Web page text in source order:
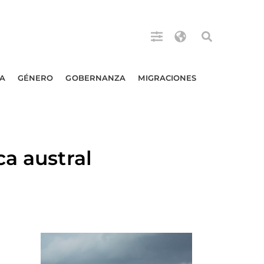
GÉNERO GOBERNANZA MIGRACIONES
austral